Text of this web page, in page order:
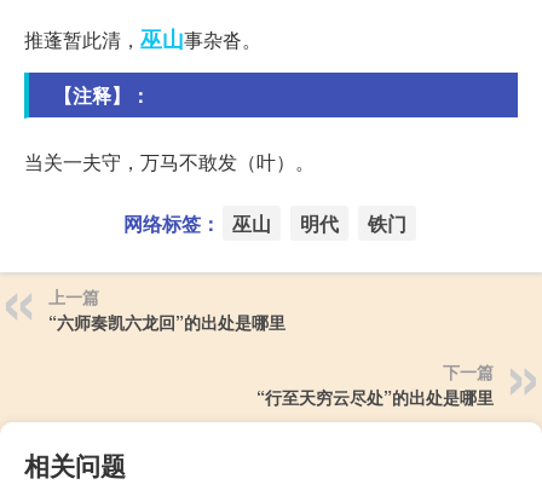
推蓬暂此清， 巫山事杂沓。
【注释】：
当关一夫守，万马不敢发（叶）。
网络标签： 巫山 明代 铁门
上一篇
“六师奏凯六龙回”的出处是哪里
下一篇
“行至天穷云尽处”的出处是哪里
相关问题